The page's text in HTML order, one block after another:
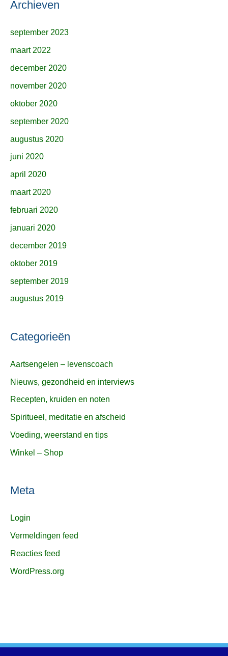
Archieven
september 2023
maart 2022
december 2020
november 2020
oktober 2020
september 2020
augustus 2020
juni 2020
april 2020
maart 2020
februari 2020
januari 2020
december 2019
oktober 2019
september 2019
augustus 2019
Categorieën
Aartsengelen – levenscoach
Nieuws, gezondheid en interviews
Recepten, kruiden en noten
Spiritueel, meditatie en afscheid
Voeding, weerstand en tips
Winkel – Shop
Meta
Login
Vermeldingen feed
Reacties feed
WordPress.org